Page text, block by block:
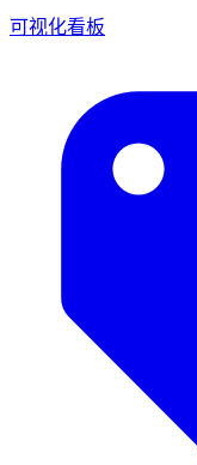
可视化看板